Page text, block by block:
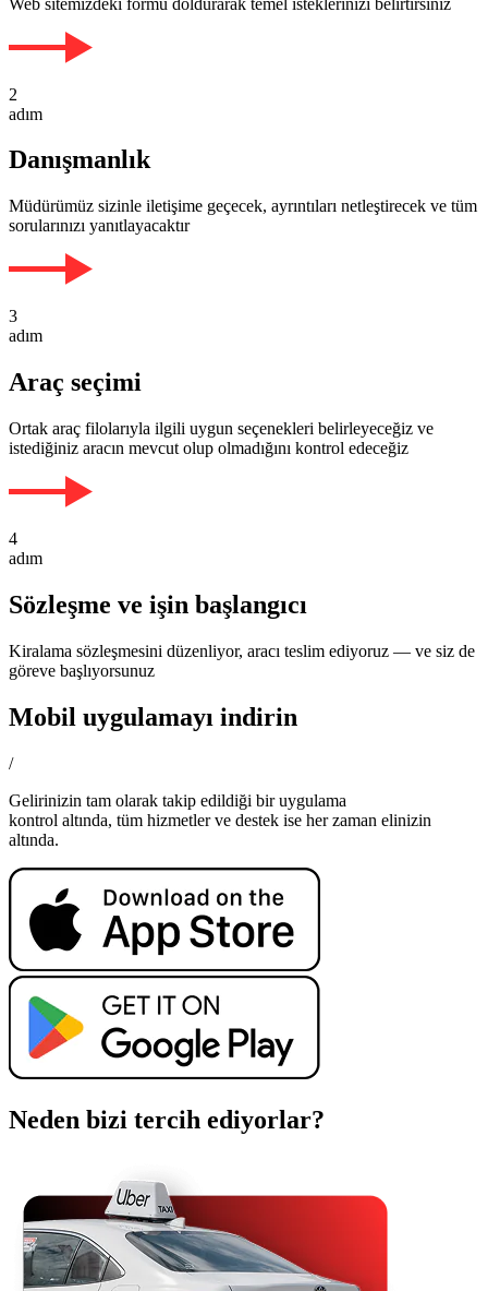
2
adım
Danışmanlık
Müdürümüz sizinle iletişime geçecek, ayrıntıları netleştirecek ve tüm
sorularınızı yanıtlayacaktır
3
adım
Araç seçimi
Ortak araç filolarıyla ilgili uygun seçenekleri belirleyeceğiz ve
istediğiniz aracın mevcut olup olmadığını kontrol edeceğiz
4
adım
Sözleşme ve işin başlangıcı
Kiralama sözleşmesini düzenliyor, aracı teslim ediyoruz — ve siz de
göreve başlıyorsunuz
Mobil uygulamayı indirin
/
Gelirinizin tam olarak takip edildiği bir uygulama
kontrol altında, tüm hizmetler ve destek ise her zaman elinizin
altında.
Neden bizi tercih ediyorlar?